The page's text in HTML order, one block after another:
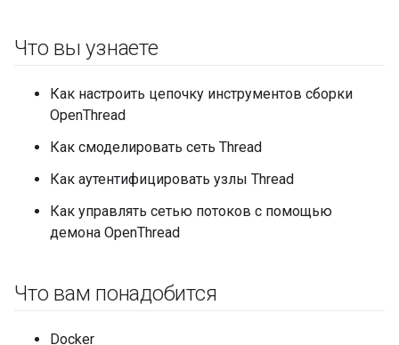
Что вы узнаете
Как настроить цепочку инструментов сборки
OpenThread
Как смоделировать сеть Thread
Как аутентифицировать узлы Thread
Как управлять сетью потоков с помощью
демона OpenThread
Что вам понадобится
Docker